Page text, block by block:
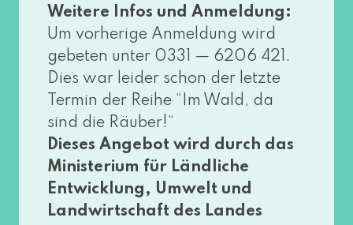
Weitere Infos und Anmeldung:
Um vor­he­ri­ge Anmeldung wird
gebe­ten unter 0331 — 6206 421.
Dies war lei­der schon der letz­te
Termin der Reihe “Im Wald, da
sind die Räuber!“
Dieses Angebot wird durch das
Ministerium für Ländliche
Entwicklung, Umwelt und
Landwirtschaft des Landes